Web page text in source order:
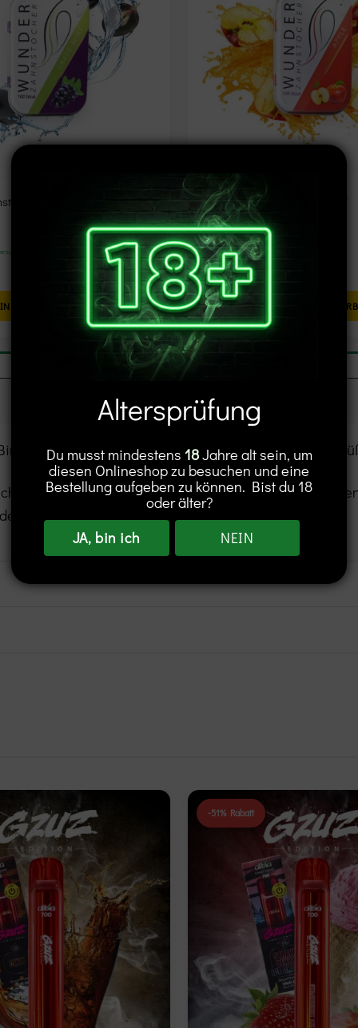
„Grape-Mint“
IN DEN WARENKORB
Wunder Zahnstocher „Apple“
inkl. 19 % MwSt. zzgl.
4,49€
IN DEN WARENKORB
Nat. Lebensmittelaroma, Glycerin,
Hilfsmittel für die Zahnpflege, sondern auch ein
Orange.
wishlist
-51% Rabatt
Altersprüfung
Du musst mindestens 18Jahre alt sein, um
diesen Onlineshop zu besuchen und eine
Bestellung aufgeben zu können. Bist du 18
oder älter?
JA, bin ich
NEIN